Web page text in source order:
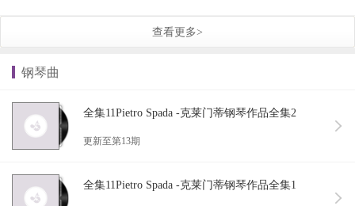
查看更多>
钢琴曲
全集11Pietro Spada -克莱门蒂钢琴作品全集2
更新至第13期
全集11Pietro Spada -克莱门蒂钢琴作品全集1